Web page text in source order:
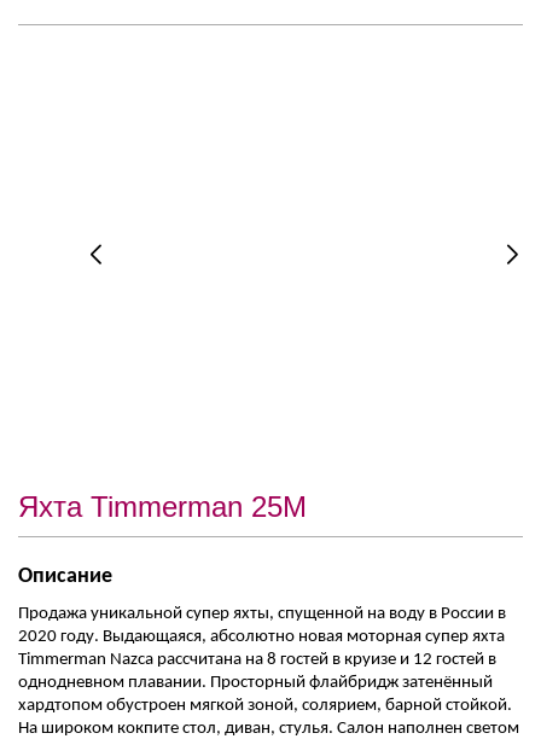
Яхта Timmerman 25M
Описание
Продажа уникальной супер яхты, спущенной на воду в России в
2020 году. Выдающаяся, абсолютно новая моторная супер яхта
Timmerman Nazca рассчитана на 8 гостей в круизе и 12 гостей в
однодневном плавании. Просторный флайбридж затенённый
хардтопом обустроен мягкой зоной, солярием, барной стойкой.
На широком кокпите стол, диван, стулья. Салон наполнен светом